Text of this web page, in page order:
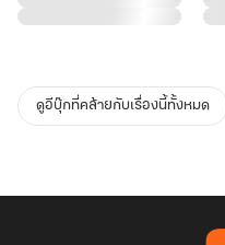
ดูอีบุ๊กที่คล้ายกับเรื่องนี้ทั้งหมด